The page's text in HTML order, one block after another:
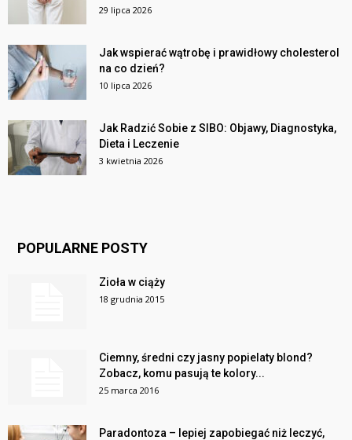
29 lipca 2026
Jak wspierać wątrobę i prawidłowy cholesterol
na co dzień?
10 lipca 2026
Jak Radzić Sobie z SIBO: Objawy, Diagnostyka,
Dieta i Leczenie
3 kwietnia 2026
POPULARNE POSTY
Zioła w ciąży
18 grudnia 2015
Ciemny, średni czy jasny popielaty blond?
Zobacz, komu pasują te kolory...
25 marca 2016
Paradontoza – lepiej zapobiegać niż leczyć,